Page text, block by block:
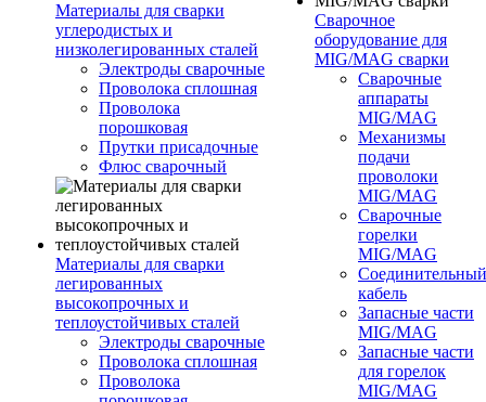
Материалы для сварки
углеродистых и
низколегированных сталей
Электроды сварочные
Проволока сплошная
Проволока
порошковая
Прутки присадочные
Флюс сварочный
Материалы для сварки
легированных
высокопрочных и
теплоустойчивых сталей
Электроды сварочные
Проволока сплошная
Проволока
Сварочное
оборудование для
MIG/MAG сварки
Сварочные
аппараты
MIG/MAG
Механизмы
подачи
проволоки
MIG/MAG
Сварочные
горелки
MIG/MAG
Соединительный
кабель
Запасные части
MIG/MAG
Запасные части
для горелок
MIG/MAG